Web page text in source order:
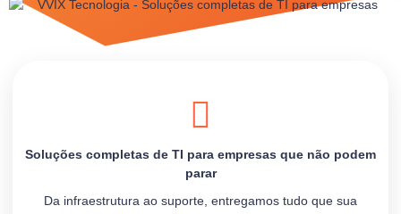
Soluções completas de TI para empresas que não podem
parar
Da infraestrutura ao suporte, entregamos tudo que sua